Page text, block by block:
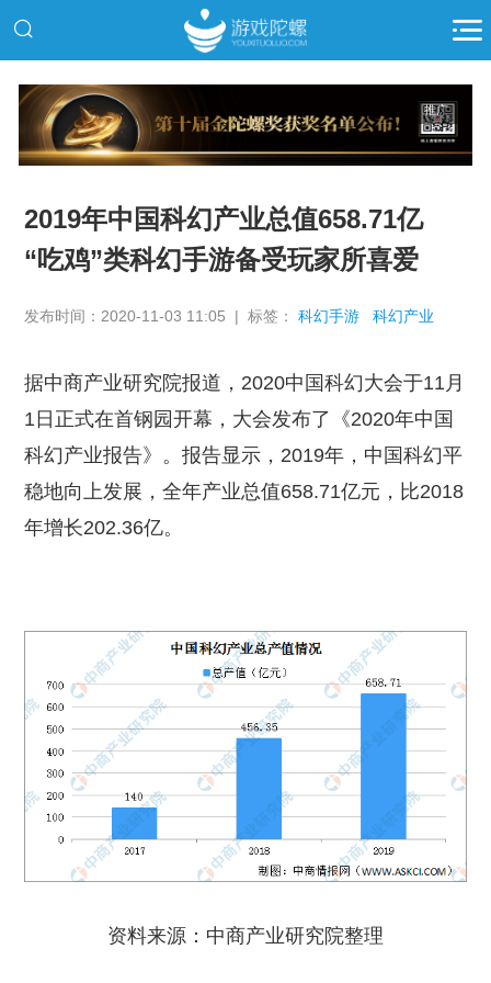
推广
2019年中国科幻产业总值658.71亿
“吃鸡”类科幻手游备受玩家所喜爱
发布时间：2020-11-03 11:05 | 标签：科幻手游 科幻产业
据中商产业研究院报道，2020中国科幻大会于11月
1日正式在首钢园开幕，大会发布了《2020年中国
科幻产业报告》。报告显示，2019年，中国科幻平
稳地向上发展，全年产业总值658.71亿元，比2018
年增长202.36亿。
资料来源：中商产业研究院整理